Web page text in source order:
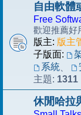
自由軟體
Free
歡迎推薦好
版主: 版主
子版面:
系統、
主題: 1311
休閒哈拉